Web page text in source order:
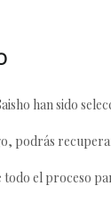
han sido
podrás
el proceso